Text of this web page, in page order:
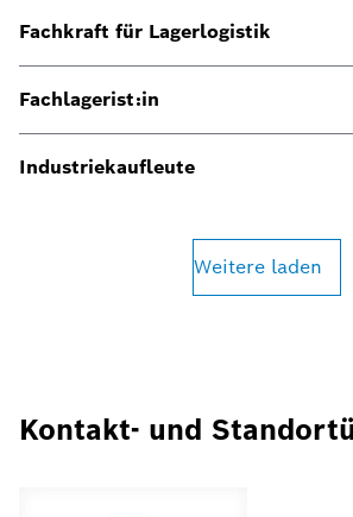
Fachkraft für Lagerlogistik
Fachlagerist:in
Industriekaufleute
Weitere laden
Kontakt- und